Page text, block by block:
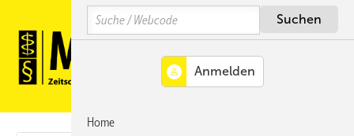
Hauptinhalt
Hauptmenü
SiteSearch
Search
Home